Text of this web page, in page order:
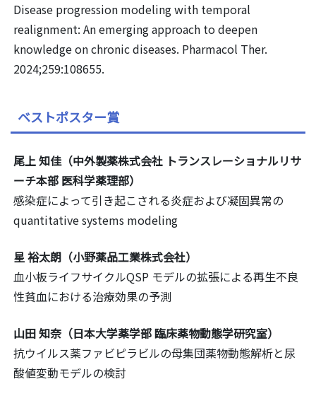
Disease progression modeling with temporal
realignment: An emerging approach to deepen
knowledge on chronic diseases. Pharmacol Ther.
2024;259:108655.
ベストポスター賞
尾上 知佳（中外製薬株式会社 トランスレーショナルリサ
ーチ本部 医科学薬理部）
感染症によって引き起こされる炎症および凝固異常の
quantitative systems modeling
星 裕太朗（小野薬品工業株式会社）
血小板ライフサイクルQSP モデルの拡張による再生不良
性貧血における治療効果の予測
山田 知奈（日本大学薬学部 臨床薬物動態学研究室）
抗ウイルス薬ファビピラビルの母集団薬物動態解析と尿
酸値変動モデルの検討